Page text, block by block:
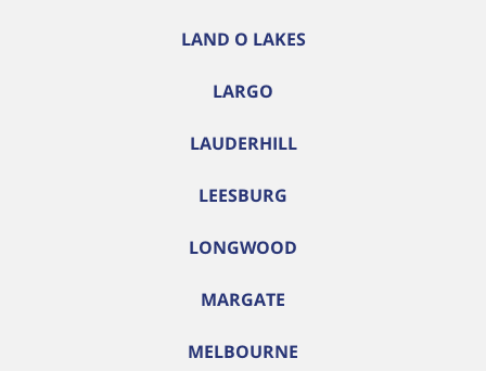
LAND O LAKES
LARGO
LAUDERHILL
LEESBURG
LONGWOOD
MARGATE
MELBOURNE